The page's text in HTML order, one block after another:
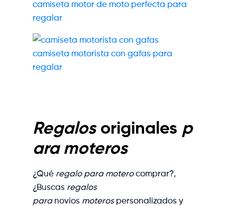
camiseta motor de moto perfecta para
regalar
camiseta motorista con gafas para
regalar
Regalosoriginales p
ara moteros
¿Qué regalo para moterocomprar?,
¿Buscas regalos
paranovios moterospersonalizados y